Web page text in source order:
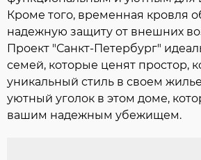
Кроме того, временная кровля
надежную защиту от внешних
Проект "Санкт-Петербург"
семей, которые ценят простор,
уникальный стиль в своем
уютный уголок в этом доме,
вашим надежным убежищем.